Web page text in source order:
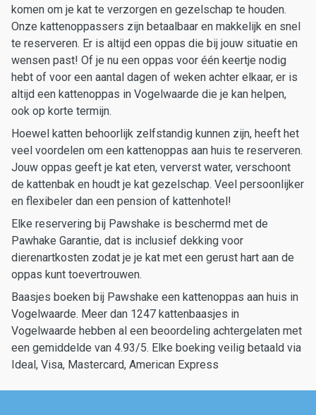
komen om je kat te verzorgen en gezelschap te houden.
Onze kattenoppassers zijn betaalbaar en makkelijk en snel
te reserveren. Er is altijd een oppas die bij jouw situatie en
wensen past! Of je nu een oppas voor één keertje nodig
hebt of voor een aantal dagen of weken achter elkaar, er is
altijd een kattenoppas in Vogelwaarde die je kan helpen,
ook op korte termijn.
Hoewel katten behoorlijk zelfstandig kunnen zijn, heeft het
veel voordelen om een kattenoppas aan huis te reserveren.
Jouw oppas geeft je kat eten, ververst water, verschoont
de kattenbak en houdt je kat gezelschap. Veel persoonlijker
en flexibeler dan een pension of kattenhotel!
Elke reservering bij Pawshake is beschermd met de
Pawhake Garantie, dat is inclusief dekking voor
dierenartkosten zodat je je kat met een gerust hart aan de
oppas kunt toevertrouwen.
Baasjes boeken bij Pawshake een kattenoppas aan huis in
Vogelwaarde. Meer dan 1247 kattenbaasjes in
Vogelwaarde hebben al een beoordeling achtergelaten met
een gemiddelde van 4.93/5. Elke boeking veilig betaald via
Ideal, Visa, Mastercard, American Express